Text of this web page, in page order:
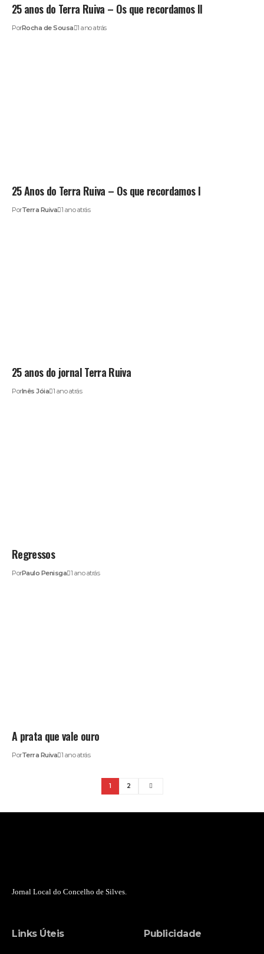
25 anos do Terra Ruiva – Os que recordamos II
PorRocha de Sousa 1 ano atrás
25 Anos do Terra Ruiva – Os que recordamos I
PorTerra Ruiva 1 ano atrás
25 anos do jornal Terra Ruiva
PorInês Jóia 1 ano atrás
Regressos
PorPaulo Penisga 1 ano atrás
A prata que vale ouro
PorTerra Ruiva 1 ano atrás
1 2
Jornal Local do Concelho de Silves.
Links Úteis Publicidade